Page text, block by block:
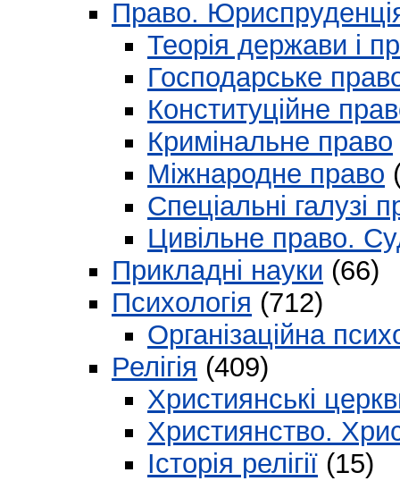
Право.
Теорія держави і
Господарське
Конституційне
Кримінальне право
Міжнародне право
Спеціальні галузі
Цивільне право.
Прикладні науки (66)
Психологія (712)
Організаційна
Релігія (409)
Християнські
Християнство.
Історія релігії (15)